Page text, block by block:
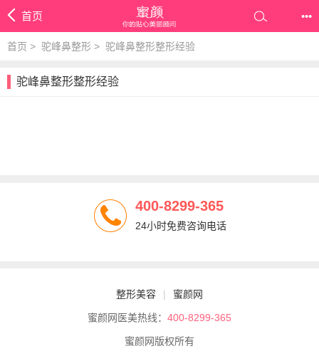
首页 •••
首页 > 驼峰鼻整形 > 驼峰鼻整形整形经验
驼峰鼻整形整形经验
400-8299-365
24小时免费咨询电话
整形美容 | 蜜颜网
蜜颜网医美热线： 400-8299-365
蜜颜网版权所有